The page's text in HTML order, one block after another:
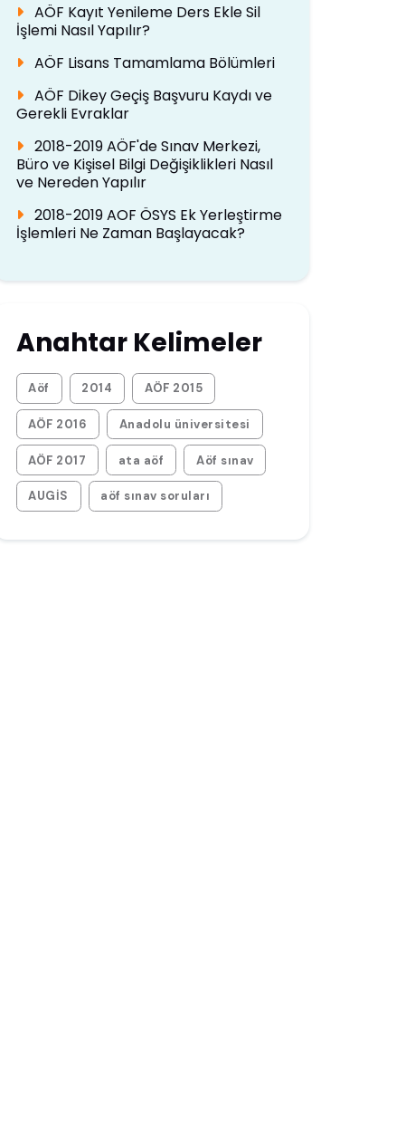
AÖF Kayıt Yenileme Ders Ekle Sil
İşlemi Nasıl Yapılır?
AÖF Lisans Tamamlama Bölümleri
AÖF Dikey Geçiş Başvuru Kaydı ve
Gerekli Evraklar
2018-2019 AÖF'de Sınav Merkezi,
Büro ve Kişisel Bilgi Değişiklikleri Nasıl
ve Nereden Yapılır
2018-2019 AOF ÖSYS Ek Yerleştirme
İşlemleri Ne Zaman Başlayacak?
Anahtar Kelimeler
Aöf 2014 AÖF 2015
AÖF 2016 Anadolu üniversitesi
AÖF 2017 ata aöf Aöf sınav
AUGİS aöf sınav soruları